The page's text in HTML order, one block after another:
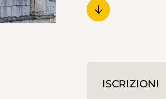
ISCRIZIONI